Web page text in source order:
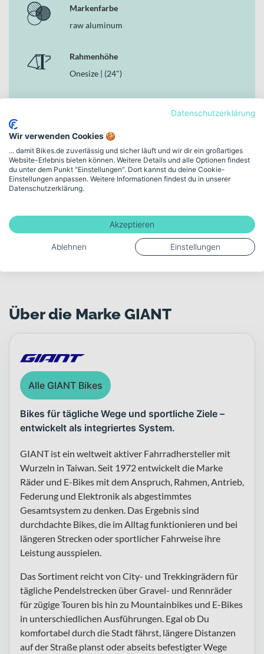
GIANT Contact Switch AT Lite Vario Stütze für flexible
Anpassung
überzeugt
Als durchdachtes Kinderfahrrad kombiniert das GIANT Faith 24
Aluminiumrahmen, das vollwertige Fahrwerk mit 140 mm und 130
mm Federweg sowie die hydraulischen Scheibenbremsen schaffen
Vertrauen und Kontrolle – im Alltag wie auf leichten Trails. Damit
bietet Dir GIANT ein Bike, das Sicherheit, Fahrspaß und
Entwicklungspotenzial im Schulalter sinnvoll vereint.
Markenfarbe
raw aluminum
Rahmenhöhe
Onesize | (24")
Bremsen
Hydraulische Scheibenbremse
Aluminium
Über die Marke GIANT
Alle GIANT Bikes
Bikes für tägliche Wege und sportliche Ziele –
entwickelt als integriertes System.
GIANT ist ein weltweit aktiver Fahrradhersteller mit
Wurzeln in Taiwan. Seit 1972 entwickelt die Marke
Räder und E-Bikes mit dem Anspruch, Rahmen, Antrieb,
Federung und Elektronik als abgestimmtes
Gesamtsystem zu denken. Das Ergebnis sind
durchdachte Bikes, die im Alltag funktionieren und bei
längeren Strecken oder sportlicher Fahrweise ihre
Leistung ausspielen.
Das Sortiment reicht von City- und Trekkingrädern für
tägliche Pendelstrecken über Gravel- und Rennräder
für zügige Touren bis hin zu Mountainbikes und E-Bikes
in unterschiedlichen Ausführungen. Egal ob Du
komfortabel durch die Stadt fährst, längere Distanzen
auf der Straße planst oder abseits befestigter Wege
Datenschutzerklärung
Wir verwenden Cookies 🍪
... damit Bikes.de zuverlässig und sicher läuft und wir dir ein großartiges
Website-Erlebnis bieten können. Weitere Details und alle Optionen findest
du unter dem Punkt "Einstellungen". Dort kannst du deine Cookie-
Einstellungen anpassen. Weitere Informationen findest du in unserer
Datenschutzerklärung.
Akzeptieren
Ablehnen Einstellungen